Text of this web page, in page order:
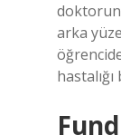
arka